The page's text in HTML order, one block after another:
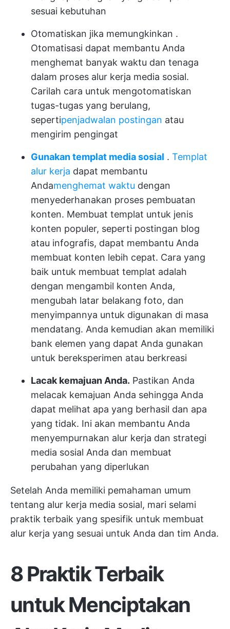
sesuai kebutuhan
Otomatiskan jika memungkinkan .
Otomatisasi dapat membantu Anda
menghemat banyak waktu dan tenaga
dalam proses alur kerja media sosial.
Carilah cara untuk mengotomatiskan
tugas-tugas yang berulang,
sepertipenjadwalan postingan atau
mengirim pengingat
Gunakan templat media sosial . Templat
alur kerja dapat membantu
Andamenghemat waktu dengan
menyederhanakan proses pembuatan
konten. Membuat templat untuk jenis
konten populer, seperti postingan blog
atau infografis, dapat membantu Anda
membuat konten lebih cepat. Cara yang
baik untuk membuat templat adalah
dengan mengambil konten Anda,
mengubah latar belakang foto, dan
menyimpannya untuk digunakan di masa
mendatang. Anda kemudian akan memiliki
bank elemen yang dapat Anda gunakan
untuk bereksperimen atau berkreasi
Lacak kemajuan Anda. Pastikan Anda
melacak kemajuan Anda sehingga Anda
dapat melihat apa yang berhasil dan apa
yang tidak. Ini akan membantu Anda
menyempurnakan alur kerja dan strategi
media sosial Anda dan membuat
perubahan yang diperlukan
Setelah Anda memiliki pemahaman umum
tentang alur kerja media sosial, mari selami
praktik terbaik yang spesifik untuk membuat
alur kerja yang sesuai untuk Anda dan tim Anda.
8 Praktik Terbaik
untuk Menciptakan